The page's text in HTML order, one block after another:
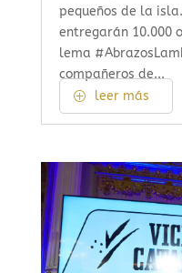
pequeños de la
entregarán 10.000
lema
compañeros de...
leer más